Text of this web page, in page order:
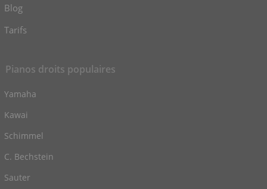
Blog
Tarifs
Pianos droits populaires
Yamaha
Kawai
Schimmel
C. Bechstein
Sauter